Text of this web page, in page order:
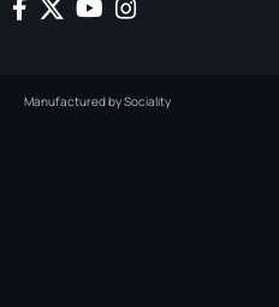
Manufactured bySociality